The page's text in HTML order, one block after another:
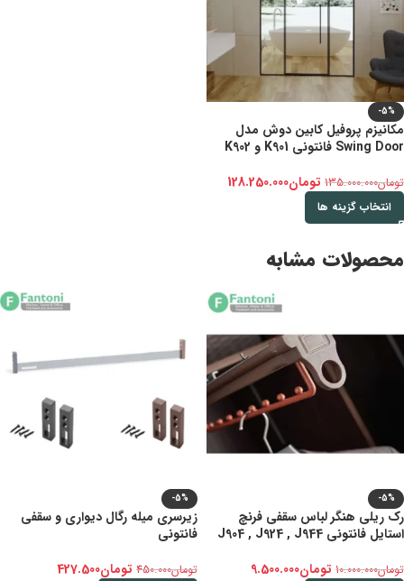
-5%
مکانیزم پروفیل کابین دوش مدل
Swing Door فانتونی K901 و K902
تومان135.000.000 تومان128.250.000
انتخاب گزینه ها
محصولات مشابه
-5%
رک ریلی هنگر لباس سقفی فرنچ
استایل فانتونی J904 , J924 , J944
تومان10.000.000 تومان9.500.000
-5%
زیرسری میله رگال دیواری و سقفی
فانتونی
تومان450.000 تومان427.500